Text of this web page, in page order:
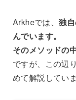
Arkheでは、独
んでいます。
そのメソッドの
ですが、この辺
めて解説していま